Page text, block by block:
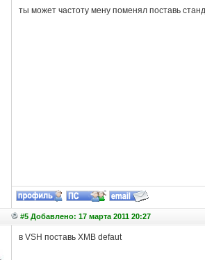
ты может частоту мену поменял поставь
#5 Добавлено: 17 марта 2011 20:27
в VSH поставь XMB defaut